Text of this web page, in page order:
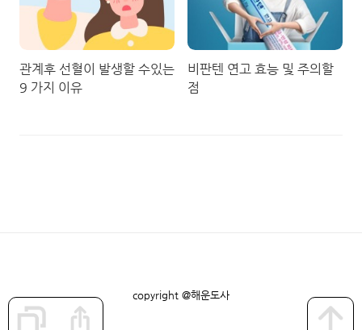
관계후 선혈이 발생할 수있는
9 가지 이유
비판텐 연고 효능 및 주의할
점
copyright @해운도사